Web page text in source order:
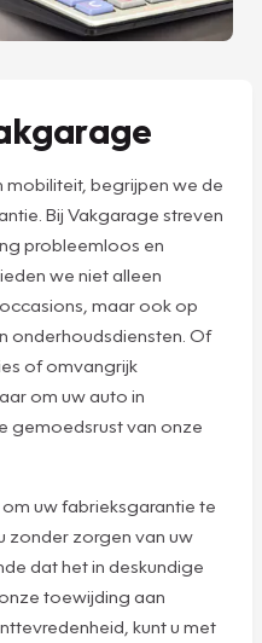
mobiliteit, begrijpen we de
Bij Vakgarage streven
probleemloos en
we niet alleen
maar ook op
onderhoudsdiensten. Of
of omvangrijk
om uw auto in
gemoedsrust van onze
uw fabrieksgarantie te
zonder zorgen van uw
dat het in deskundige
toewijding aan
kunt u met